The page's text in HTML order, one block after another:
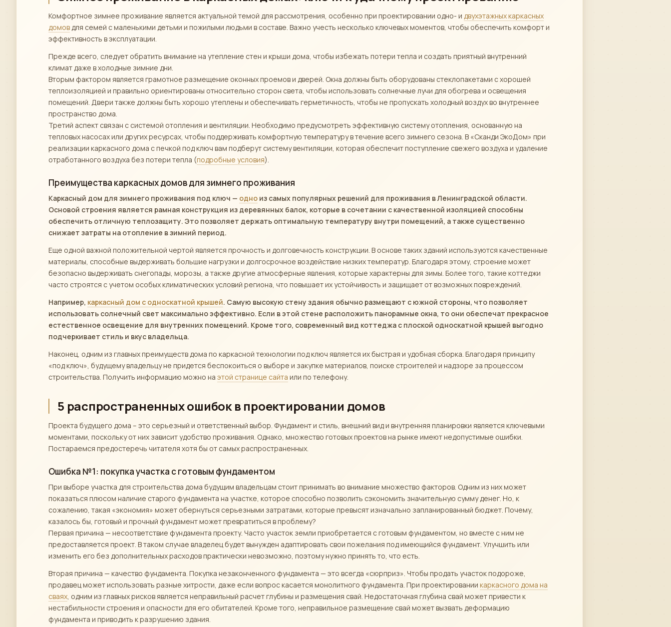
Комфортное зимнее проживание является актуальной темой для рассмотрения, особенно при проектировании одно- и двухэтажных каркасных
домовдля семей с маленькими детьми и пожилыми людьми в составе. Важно учесть несколько ключевых моментов, чтобы обеспечить комфорт и
эффективность в эксплуатации.
Прежде всего, следует обратить внимание на утепление стен и крыши дома, чтобы избежать потери тепла и создать приятный внутренний
климат даже в холодные зимние дни.
Вторым фактором является грамотное размещение оконных проемов и дверей. Окна должны быть оборудованы стеклопакетами с хорошей
теплоизоляцией и правильно ориентированы относительно сторон света, чтобы использовать солнечные лучи для обогрева и освещения
помещений. Двери также должны быть хорошо утеплены и обеспечивать герметичность, чтобы не пропускать холодный воздух во внутреннее
пространство дома.
Третий аспект связан с системой отопления и вентиляции. Необходимо предусмотреть эффективную систему отопления, основанную на
тепловых насосах или других ресурсах, чтобы поддерживать комфортную температуру в течение всего зимнего сезона. В «Сканди ЭкоДом» при
реализации каркасного дома с печкой под ключ вам подберут систему вентиляции, которая обеспечит поступление свежего воздуха и удаление
отработанного воздуха без потери тепла (подробные условия).
Преимущества каркасных домов для зимнего проживания
Каркасный дом для зимнего проживания под ключ — одно из самых популярных решений для проживания в Ленинградской области.
Основой строения является рамная конструкция из деревянных балок, которые в сочетании с качественной изоляцией способны
обеспечить отличную теплозащиту. Это позволяет держать оптимальную температуру внутри помещений, а также существенно
снижает затраты на отопление в зимний период.
Еще одной важной положительной чертой является прочность и долговечность конструкции. В основе таких зданий используются качественные
материалы, способные выдерживать большие нагрузки и долгосрочное воздействие низких температур. Благодаря этому, строение может
безопасно выдерживать снегопады, морозы, а также другие атмосферные явления, которые характерны для зимы. Более того, такие коттеджи
часто строятся с учетом особых климатических условий региона, что повышает их устойчивость и защищает от возможных повреждений.
Например, каркасный дом с односкатной крышей. Самую высокую стену здания обычно размещают с южной стороны, что позволяет
использовать солнечный свет максимально эффективно. Если в этой стене расположить панорамные окна, то они обеспечат прекрасное
естественное освещение для внутренних помещений. Кроме того, современный вид коттеджа с плоской односкатной крышей выгодно
подчеркивает стиль и вкус владельца.
Наконец, одним из главных преимуществ дома по каркасной технологии под ключ является их быстрая и удобная сборка. Благодаря принципу
«под ключ», будущему владельцу не придется беспокоиться о выборе и закупке материалов, поиске строителей и надзоре за процессом
строительства. Получить информацию можно на этой странице сайта или по телефону.
5 распространенных ошибок в проектировании домов
Проекта будущего дома – это серьезный и ответственный выбор. Фундамент и стиль, внешний вид и внутренняя планировки является ключевыми
моментами, поскольку от них зависит удобство проживания. Однако, множество готовых проектов на рынке имеют недопустимые ошибки.
Постараемся предостеречь читателя хотя бы от самых распространенных.
Ошибка №1: покупка участка с готовым фундаментом
При выборе участка для строительства дома будущим владельцам стоит принимать во внимание множество факторов. Одним из них может
показаться плюсом наличие старого фундамента на участке, которое способно позволить сэкономить значительную сумму денег. Но, к
сожалению, такая «экономия» может обернуться серьезными затратами, которые превысят изначально запланированный бюджет. Почему,
казалось бы, готовый и прочный фундамент может превратиться в проблему?
Первая причина — несоответствие фундамента проекту. Часто участок земли приобретается с готовым фундаментом, но вместе с ним не
предоставляется проект. В таком случае владелец будет вынужден адаптировать свои пожелания под имеющийся фундамент. Улучшить или
изменить его без дополнительных расходов практически невозможно, поэтому нужно принять то, что есть.
Вторая причина — качество фундамента. Покупка незаконченного фундамента — это всегда «сюрприз». Чтобы продать участок подороже,
продавец может использовать разные хитрости, даже если вопрос касается монолитного фундамента. При проектировании каркасного дома на
сваях, одним из главных рисков является неправильный расчет глубины и размещения свай. Недостаточная глубина свай может привести к
нестабильности строения и опасности для его обитателей. Кроме того, неправильное размещение свай может вызвать деформацию
фундамента и приводить к разрушению здания.